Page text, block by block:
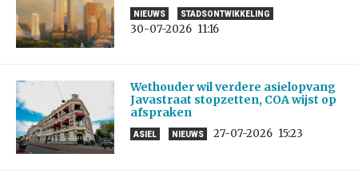
NIEUWS STADSONTWIKKELING
30-07-2026 11:16
Wethouder wil verdere asielopvang
Javastraat stopzetten, COA wijst op
afspraken
ASIEL NIEUWS 27-07-2026 15:23